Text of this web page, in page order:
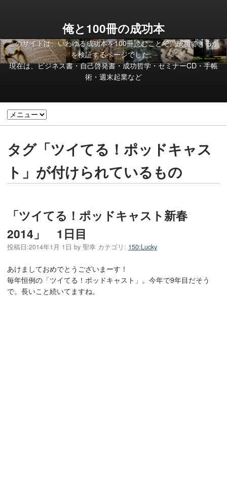
俺と100冊の成功本
このサイトは、いわゆる成功本を100冊読むことで、成功できるか
を検証するページでした。
現在は、ビジネス書・自己啓発書・成功哲学・セミナーCD・手帳
術・週末起業など
タグ「ツイてる！ポッドキャス
ト」が付けられているもの
「ツイてる！ポッドキャスト新春
2014」 1日目
投稿日:2014年1月 1日 by 聖幸 カテゴリ: 150:Lucky
あけましておめでとうございまーす！
毎年恒例の「ツイてる！ポッドキャスト」。今年で9年目だそう
で。長いこと続いてますね。